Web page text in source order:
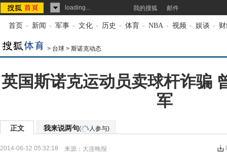
loading... 我的搜狐 邮件
首页 - 新闻 - 军事 - 文化 - 历史 - 体育 - NBA - 视频 - 娱谈 -
> 台球 > 斯诺克动态
英国斯诺克运动员卖球杆诈骗
军
正文 我来说两句( 人参与)
2014-06-12 05:32:18 来源： 大连晚报